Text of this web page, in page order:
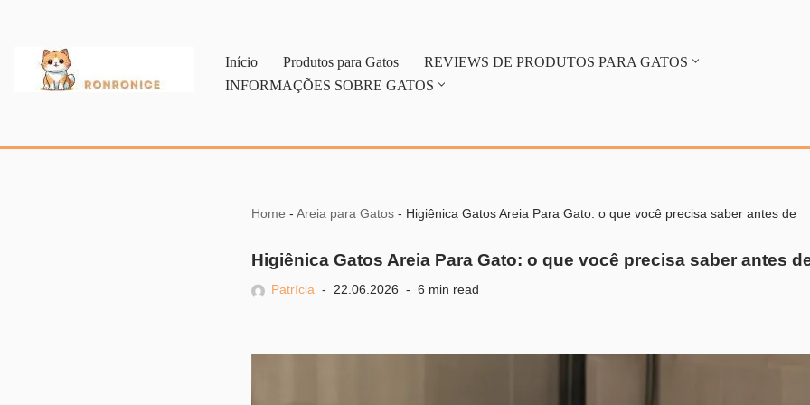
Pular
Início Produtos para Gatos
REVIEWS DE PRODUTOS PARA GATOS
INFORMAÇÕES SOBRE GATOS
Home - Areia para Gatos- Higiênica Gatos Areia Para Gato: o que você precisa saber antes de
Higiênica Gatos Areia Para Gato: o que você precisa saber antes
Patrícia 22.06.2026 6 min read